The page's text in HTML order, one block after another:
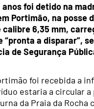
anos foi detido na
Portimão, na posse
calibre 6,35 mm,
“pronta a disparar”,
de Segurança
foi recebida a
estaria a circular a
da Praia da Rocha